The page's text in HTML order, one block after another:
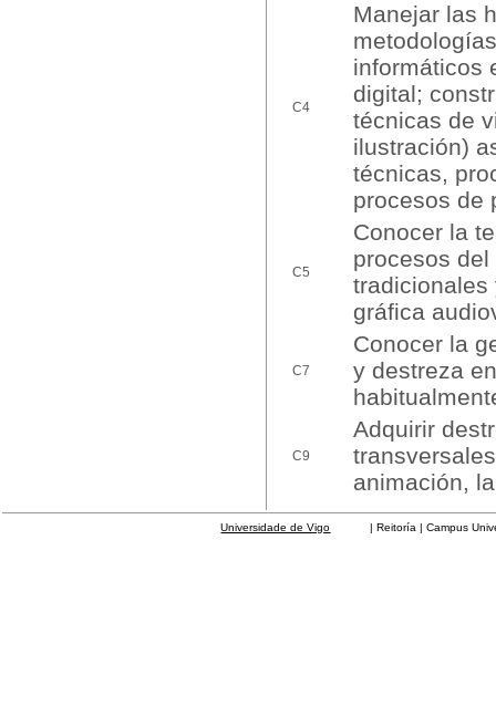
C4
Manejar las
informáticos
digital;
técnicas de
ilustración)
técnicas,
procesos de
C5
Conocer la
procesos
tradicionales
gráfica
C7
Conocer la
y destreza
C9
Adquirir
animación,
Universidade de Vigo | Reitoría | Campus